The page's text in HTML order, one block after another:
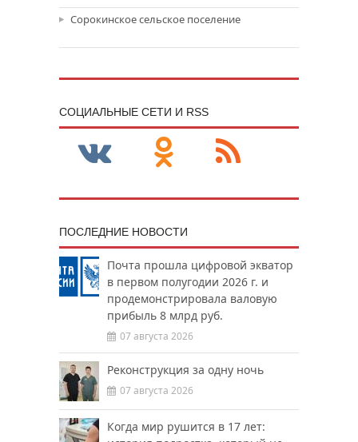
Сорокинское сельское поселение
CОЦИАЛЬНЫЕ СЕТИ И RSS
ПОСЛЕДНИЕ НОВОСТИ
Почта прошла цифровой экватор
в первом полугодии 2026 г. и
продемонстрировала валовую
прибыль 8 млрд руб.
07 августа 2026
Реконструкция за одну ночь
07 августа 2026
Когда мир рушится в 17 лет: